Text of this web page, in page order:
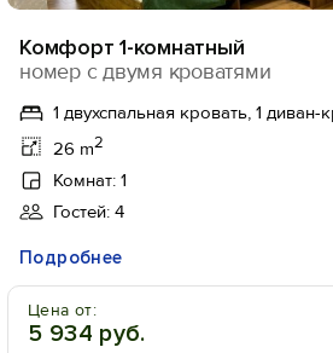
Комфорт 1-комнатный
номер с двумя кроватями
1 двухспальная кровать, 1 диван-
26 m2
Комнат: 1
Гостей: 4
Подробнее
Цена от:
5 934 руб.